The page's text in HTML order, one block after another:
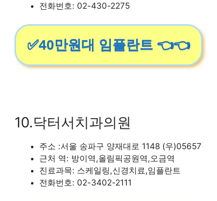
전화번호: 02-430-2275
✅40만원대 임플란트 👈👈
10.닥터서치과의원
주소 :서울 송파구 양재대로 1148 (우)05657
근처 역: 방이역,올림픽공원역,오금역
진료과목: 스케일링,신경치료,임플란트
전화번호: 02-3402-2111